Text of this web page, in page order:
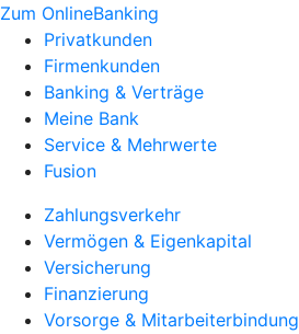
Zum OnlineBanking
Privatkunden
Firmenkunden
Banking & Verträge
Meine Bank
Service & Mehrwerte
Fusion
Zahlungsverkehr
Vermögen & Eigenkapital
Versicherung
Finanzierung
Vorsorge & Mitarbeiterbindung